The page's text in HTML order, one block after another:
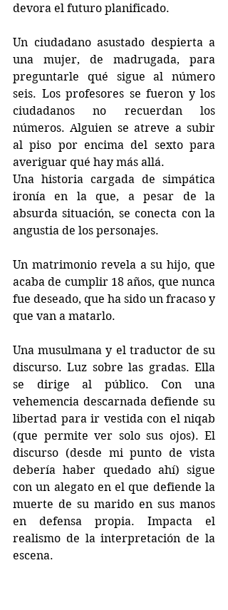
devora el futuro planificado.
Un ciudadano asustado despierta a
una mujer, de madrugada, para
preguntarle qué sigue al número
seis. Los profesores se fueron y los
ciudadanos no recuerdan los
números. Alguien se atreve a subir
al piso por encima del sexto para
averiguar qué hay más allá.
Una historia cargada de simpática
ironía en la que, a pesar de la
absurda situación, se conecta con la
angustia de los personajes.
Un matrimonio revela a su hijo, que
acaba de cumplir 18 años, que nunca
fue deseado, que ha sido un fracaso y
que van a matarlo.
Una musulmana y el traductor de su
discurso. Luz sobre las gradas. Ella
se dirige al público. Con una
vehemencia descarnada defiende su
libertad para ir vestida con el niqab
(que permite ver solo sus ojos). El
discurso (desde mi punto de vista
debería haber quedado ahí) sigue
con un alegato en el que defiende la
muerte de su marido en sus manos
en defensa propia. Impacta el
realismo de la interpretación de la
escena.